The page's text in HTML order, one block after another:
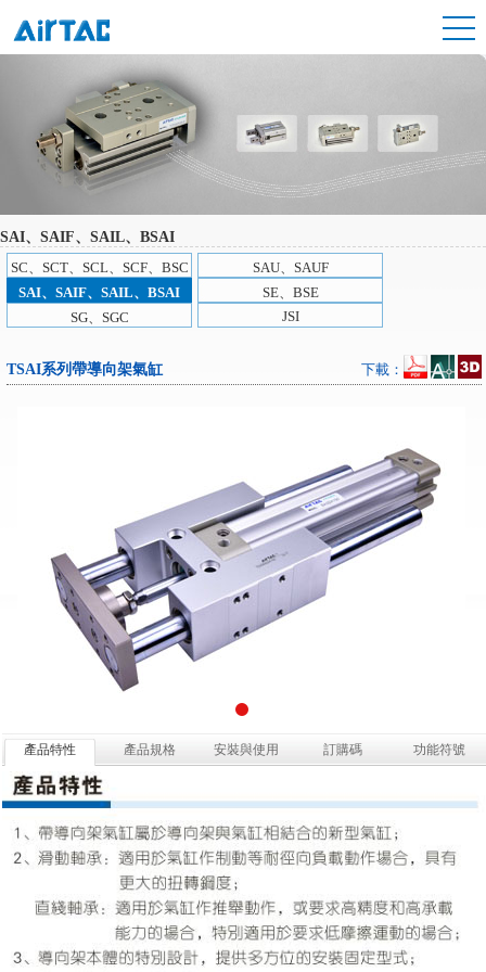
SAI、SAIF、SAIL、BSAI
SC、SCT、SCL、SCF、BSC
SAU、SAUF
SAI、SAIF、SAIL、BSAI
SE、BSE
SG、SGC
JSI
TSAI系列帶導向架氣缸 下載：
產品特性 產品規格 安裝與使用 訂購碼 功能符號